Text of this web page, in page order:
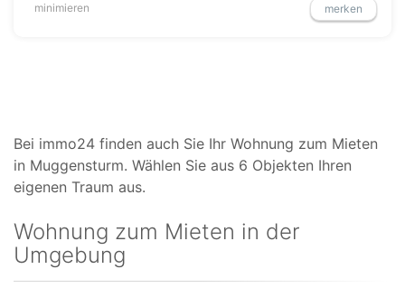
minimieren merken
Bei immo24 finden auch Sie Ihr Wohnung zum Mieten
in Muggensturm. Wählen Sie aus 6 Objekten Ihren
eigenen Traum aus.
Wohnung zum Mieten in der
Umgebung